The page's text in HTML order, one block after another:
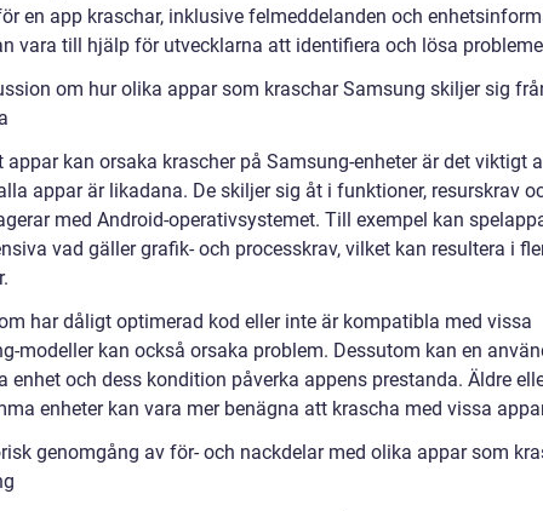
en app kraschar, inklusive felmeddelanden och
vara till hjälp för utvecklarna att identifiera och lösa
om hur olika appar som kraschar Samsung skiljer sig
appar kan orsaka krascher på Samsung-enheter är det viktigt
appar är likadana. De skiljer sig åt i funktioner, resurskrav
med Android-operativsystemet. Till exempel kan
vad gäller grafik- och processkrav, vilket kan resultera i
har dåligt optimerad kod eller inte är kompatibla med vissa
modeller kan också orsaka problem. Dessutom kan en
enhet och dess kondition påverka appens prestanda. Äldre
enheter kan vara mer benägna att krascha med vissa
genomgång av för- och nackdelar med olika appar som